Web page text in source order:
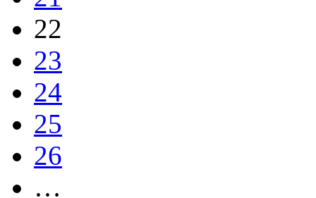
22
23
24
25
26
…